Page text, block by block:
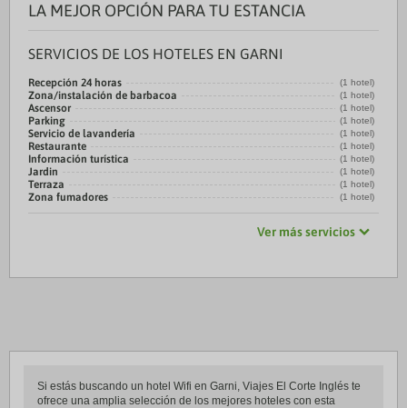
LA MEJOR OPCIÓN PARA TU ESTANCIA
SERVICIOS DE LOS HOTELES EN GARNI
Recepción 24 horas (1 hotel)
Zona/instalación de barbacoa (1 hotel)
Ascensor (1 hotel)
Parking (1 hotel)
Servicio de lavandería (1 hotel)
Restaurante (1 hotel)
Información turística (1 hotel)
Jardin (1 hotel)
Terraza (1 hotel)
Zona fumadores (1 hotel)
Ver más servicios
Si estás buscando un hotel Wifi en Garni, Viajes El Corte Inglés te
ofrece una amplia selección de los mejores hoteles con esta